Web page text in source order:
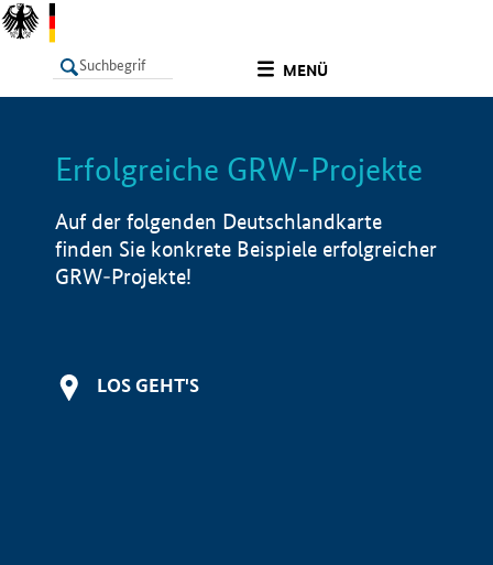
MENÜ
LISTE Info
Erfolgreiche GRW-Projekte
Auf der folgenden Deutschlandkarte
finden Sie konkrete Beispiele erfolgreicher
GRW-Projekte!
LOS GEHT'S